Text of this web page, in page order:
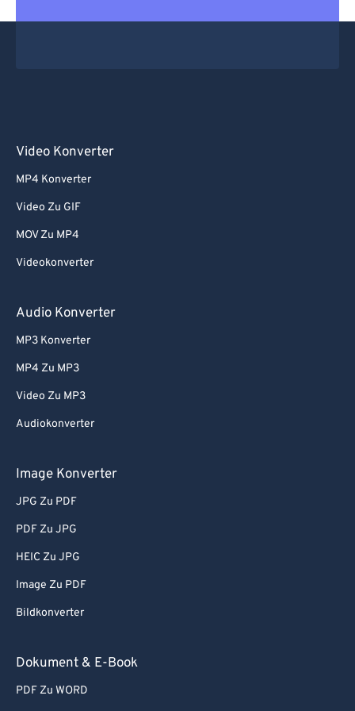
Video Konverter
MP4 Konverter
Video Zu GIF
MOV Zu MP4
Videokonverter
Audio Konverter
MP3 Konverter
MP4 Zu MP3
Video Zu MP3
Audiokonverter
Image Konverter
JPG Zu PDF
PDF Zu JPG
HEIC Zu JPG
Image Zu PDF
Bildkonverter
Dokument & E-Book
PDF Zu WORD